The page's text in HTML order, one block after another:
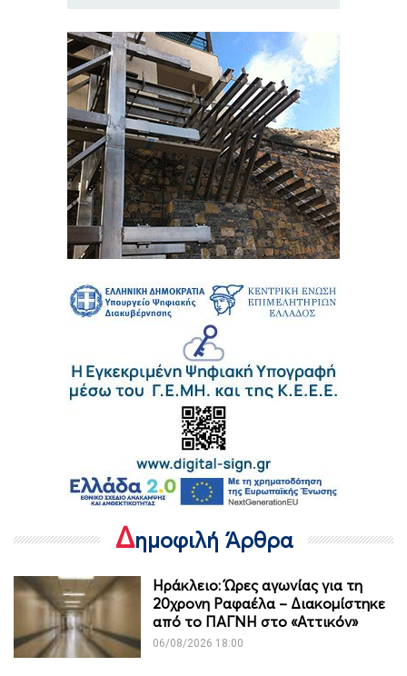
Δημοφιλή Άρθρα
Ηράκλειο: Ώρες αγωνίας για τη
20χρονη Ραφαέλα – Διακομίστηκε
από το ΠΑΓΝΗ στο «Αττικόν»
06/08/2026 18:00